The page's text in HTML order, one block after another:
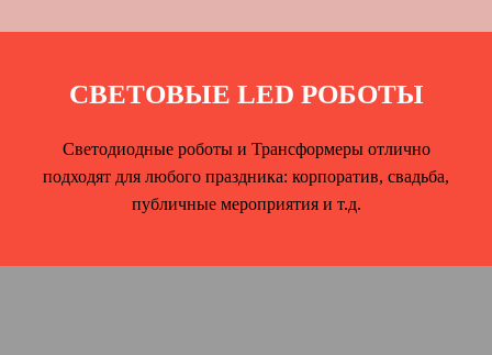
СВЕТОВЫЕ LED РОБОТЫ
Светодиодные роботы и Трансформеры отлично
подходят для любого праздника: корпоратив, свадьба,
публичные мероприятия и т.д.